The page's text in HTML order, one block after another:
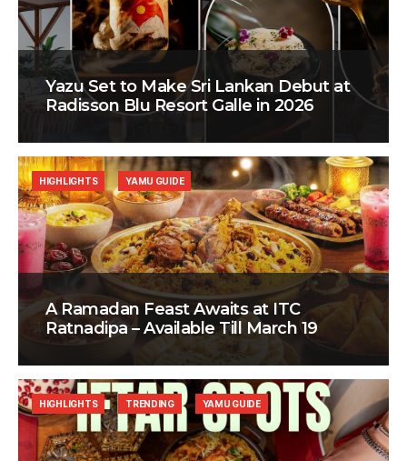
Yazu Set to Make Sri Lankan Debut at
Radisson Blu Resort Galle in 2026
A Ramadan Feast Awaits at ITC
Ratnadipa – Available Till March 19
HIGHLIGHTS YAMU GUIDE
HIGHLIGHTS TRENDING YAMU GUIDE